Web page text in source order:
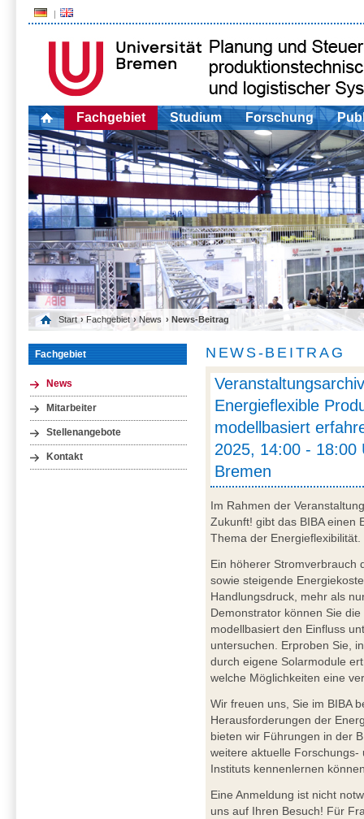
Fachgebiet Studium Forschung
Start › Fachgebiet › News › News-Beitrag
Fachgebiet
News
Mitarbeiter
Stellenangebote
Kontakt
NEWS-BEITRAG
Energieflexible
modellbasiert
2025, 14:00 - 18:00
Bremen
Im Rahmen der
Zukunft! gibt das BIBA einen
Thema der Energieflexibilität.
Ein höherer Stromverbrauch
sowie steigende
Handlungsdruck, mehr als
Demonstrator können Sie
modellbasiert den Einfluss
untersuchen. Erproben Sie,
durch eigene Solarmodule
welche Möglichkeiten eine
Wir freuen uns, Sie im BIBA
Herausforderungen der
bieten wir Führungen in der
weitere aktuelle
Instituts kennenlernen
Eine Anmeldung ist nicht
uns auf Ihren Besuch! Für